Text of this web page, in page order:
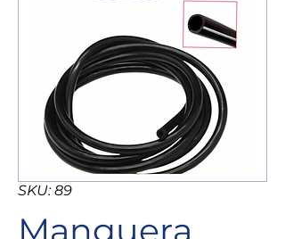
SKU: 89
Manguera